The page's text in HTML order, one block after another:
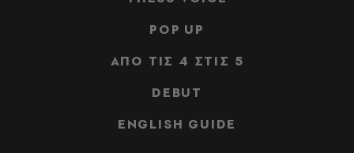
POP UP
ΑΠΟ ΤΙΣ 4 ΣΤΙΣ 5
DEBUT
ENGLISH GUIDE